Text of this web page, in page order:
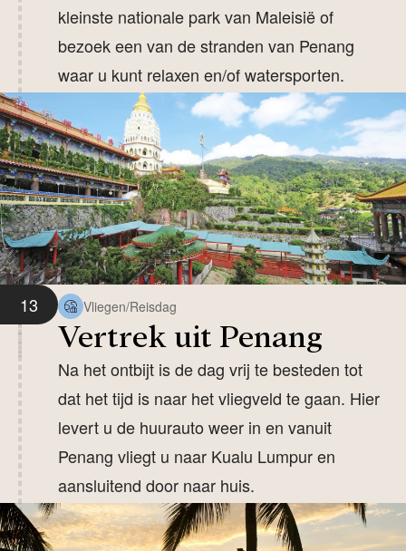
kleinste nationale park van Maleisië of
bezoek een van de stranden van Penang
waar u kunt relaxen en/of watersporten.
13 Vliegen/Reisdag
Vertrek uit Penang
Na het ontbijt is de dag vrij te besteden tot
dat het tijd is naar het vliegveld te gaan. Hier
levert u de huurauto weer in en vanuit
Penang vliegt u naar Kualu Lumpur en
aansluitend door naar huis.